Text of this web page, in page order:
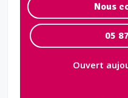
Nous
05
Ouvert